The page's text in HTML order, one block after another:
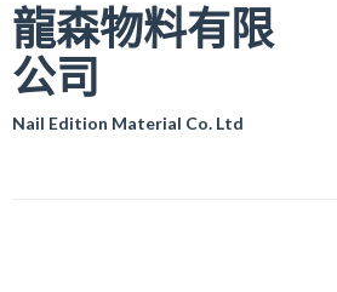
龍森物料有限
公司
Nail Edition Material Co. Ltd